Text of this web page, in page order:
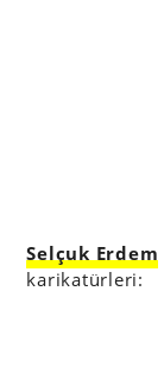
Selçuk Erdem
karikatürleri: